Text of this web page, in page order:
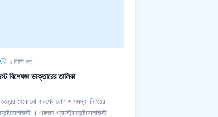
২ মিনিট পড়া
বিশেষজ্ঞ ডাক্তারের তালিকা
যেকোনো ধারণের রোগ ও সমস্যা নির্ণয়ের
। একজন গ্যাস্ট্রোয়েন্টেরোলজিস্ট